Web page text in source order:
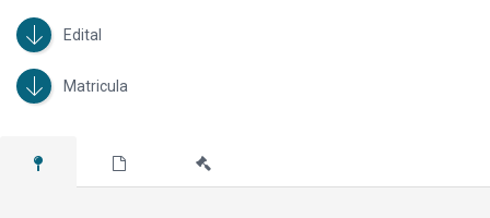
Edital
Matricula